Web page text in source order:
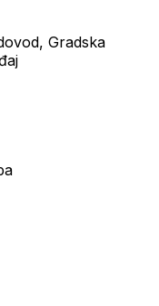
Gradska